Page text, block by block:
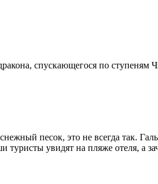
спускающегося по
песок, это не всегда так.
туристы увидят на пляже отеля,